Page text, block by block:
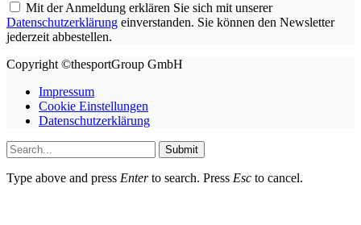
Mit der Anmeldung erklären Sie sich mit unserer
Datenschutzerklärung einverstanden. Sie können den Newsletter
jederzeit abbestellen.
Copyright ©thesportGroup GmbH
Impressum
Cookie Einstellungen
Datenschutzerklärung
Submit
Type above and press Enterto search. Press Esc to cancel.